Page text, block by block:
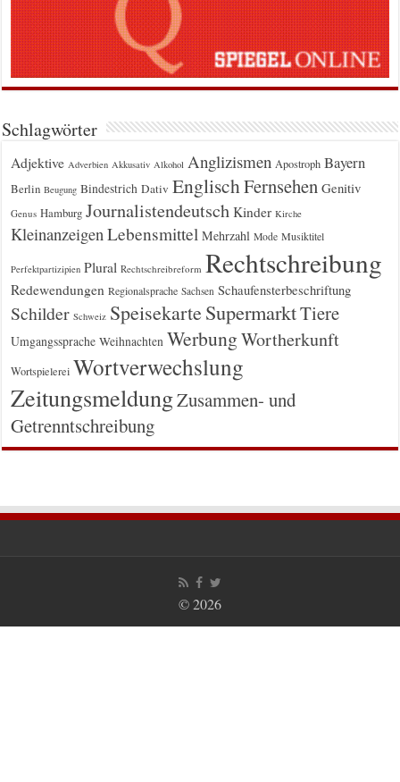
Schlagwörter
Adjektive Adverbien Akkusativ Alkohol Anglizismen Apostroph Bayern
Berlin Beugung Bindestrich Dativ EnglischFernsehen Genitiv
Genus Hamburg Journalistendeutsch Kinder Kirche
KleinanzeigenLebensmittel Mehrzahl Mode Musiktitel
Perfektpartizipien Plural Rechtschreibreform Rechtschreibung
Redewendungen Regionalsprache Sachsen Schaufensterbeschriftung
Schilder Schweiz Speisekarte SupermarktTiere
Umgangssprache Weihnachten WerbungWortherkunft
Wortspielerei Wortverwechslung
ZeitungsmeldungZusammen- und
Getrenntschreibung
© 2026